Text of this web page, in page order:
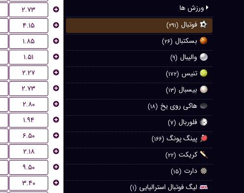
ورزش ها
فوتبال (۲۹۱)
بسکتبال (۲۶)
والیبال (۹)
تنیس (۱۷۲)
بیسبال (۱۳)
هاکی روی یخ (۱۸)
فلوربال (۷)
پینگ پونگ (۱۶۶)
کریکت (۲۲)
دارت (۱۵)
لیگ فوتبال استرالیایی (۱)
۲.۷۳
۴.۱۵
۱.۸۵
۱.۵۱
۲.۲۷
۲.۷۳
۲.۸۰
۱.۹۴
۶.۵۰
۲.۱۸
۹.۵۰
۳.۴۰